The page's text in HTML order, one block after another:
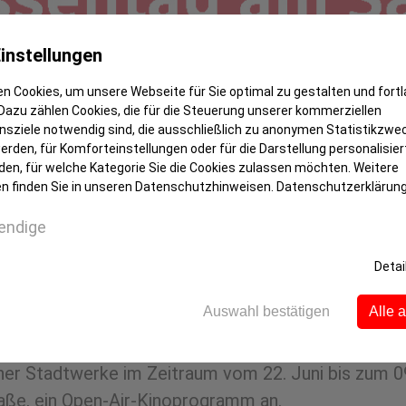
Sparkassenkunden ein
Spaß
Stadtwerke im Zeitraum vom 22. Juni bis zum
ein Open-Air-Kinoprogramm an.
Cookies, um unsere Webseite für Sie optimal zu gestalten und
zählen Cookies, die für die Steuerung unserer kommerziellen
notwendig sind, die ausschließlich zu anonymen
für Komforteinstellungen oder für die Darstellung
für welche Kategorie Sie die Cookies zulassen möchten. Weitere
finden Sie in unseren Datenschutzhinweisen. Datenschutzerklärung
Auswahl bestätigen Alle